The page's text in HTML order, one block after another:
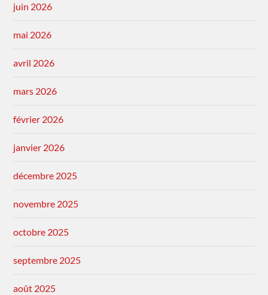
juin 2026
mai 2026
avril 2026
mars 2026
février 2026
janvier 2026
décembre 2025
novembre 2025
octobre 2025
septembre 2025
août 2025